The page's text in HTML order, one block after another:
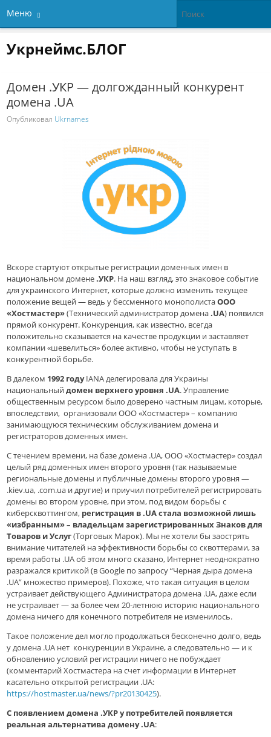
Меню
Укрнеймс.БЛОГ
Домен .УКР — долгожданный конкурент
домена .UA
Опубликовал Ukrnames
Вскоре стартуют открытые регистрации доменных имен в
национальном домене.УКР. На наш взгляд, это знаковое событие
для украинского Интернет, которые должно изменить текущее
положение вещей — ведь у бессменного монополистаООО
«Хостмастер»(Технический администратор домена.UA) появился
прямой конкурент. Конкуренция, как известно, всегда
положительно сказывается на качестве продукции и заставляет
компании «шевелиться» более активно, чтобы не уступать в
конкурентной борьбе.
В далеком 1992 годуIANA делегировала для Украины
национальныйдомен верхнего уровня .UA. Управление
общественным ресурсом было доверено частным лицам, которые,
впоследствии, организовали ООО «Хостмастер» – компанию
занимающуюся техническим обслуживанием домена и
регистраторов доменных имен.
С течением времени, на базе домена .UA, ООО «Хостмастер» создал
целый ряд доменных имен второго уровня (так называемые
региональные домены и публичные домены второго уровня —
.kiev.ua, .com.ua и другие) и приучил потребителей регистрировать
домены во втором уровне, при этом, под видом борьбы с
киберсквоттингом, регистрация в .UA стала возможной лишь
«избранным» – владельцам зарегистрированных Знаков для
Товаров и Услуг(Торговых Марок). Мы не хотели бы заострять
внимание читателей на эффективности борьбы со сквоттерами, за
время работы .UA об этом много сказано, Интернет неоднократно
разражался критикой (в Google по запросу “Черная дыра домена
.UA” множество примеров). Похоже, что такая ситуация в целом
устраивает действующего Администратора домена .UA, даже если
не устраивает — за более чем 20-летнюю историю национального
домена ничего для конечного потребителя не изменилось.
Такое положение дел могло продолжаться бесконечно долго, ведь
у домена .UA нет конкуренции в Украине, а следовательно — и к
обновлению условий регистрации ничего не побуждает
(комментарий Хостмастера на счет информации в Интернет
касательно открытой регистрации .UA:
https://hostmaster.ua/news/?pr20130425).
С появлением домена .УКР у потребителей появляется
реальная альтернатива домену .UA: